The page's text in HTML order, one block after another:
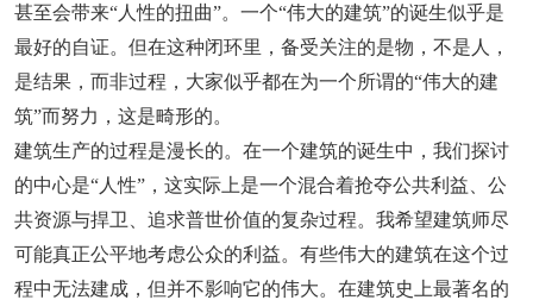
甚至会带来“人性的扭曲”。一个“伟大的建筑”的诞生似乎是
最好的自证。但在这种闭环里，备受关注的是物，不是人，
是结果，而非过程，大家似乎都在为一个所谓的“伟大的建
筑”而努力，这是畸形的。
建筑生产的过程是漫长的。在一个建筑的诞生中，我们探讨
的中心是“人性”，这实际上是一个混合着抢夺公共利益、公
共资源与捍卫、追求普世价值的复杂过程。我希望建筑师尽
可能真正公平地考虑公众的利益。有些伟大的建筑在这个过
程中无法建成，但并不影响它的伟大。在建筑史上最著名的